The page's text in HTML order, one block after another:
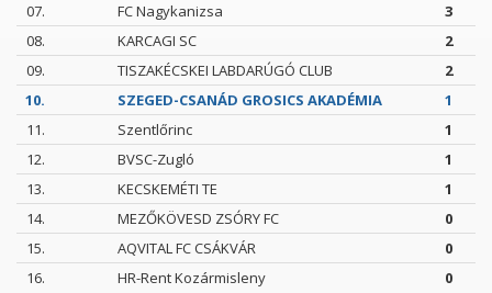
07.
FC Nagykanizsa
3
08.
KARCAGI SC
2
09.
TISZAKÉCSKEI LABDARÚGÓ CLUB
2
10.
SZEGED-CSANÁD GROSICS AKADÉMIA
1
11.
Szentlőrinc
1
12.
BVSC-Zugló
1
13.
KECSKEMÉTI TE
1
14.
MEZŐKÖVESD ZSÓRY FC
0
15.
AQVITAL FC CSÁKVÁR
0
16.
HR-Rent Kozármisleny 0